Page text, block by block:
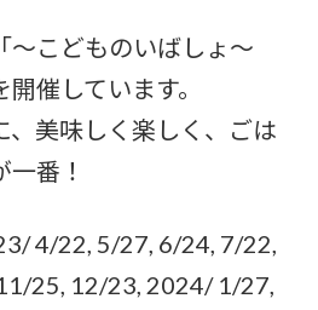
～こどものいばしょ～
催しています。
、美味しく楽しく、ごは
番！
4/22, 5/27, 6/24, 7/22,
25, 12/23, 2024/ 1/27,